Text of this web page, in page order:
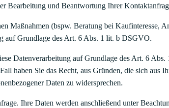
Bearbeitung und Beantwortung Ihrer
Maßnahmen (bspw. Beratung bei Kaufinteresse,
auf Grundlage des Art. 6 Abs. 1 lit. b DSGVO.
Datenverarbeitung auf Grundlage des Art. 6
haben Sie das Recht, aus Gründen, die sich aus
Daten zu widersprechen.
Ihre Daten werden anschließend unter